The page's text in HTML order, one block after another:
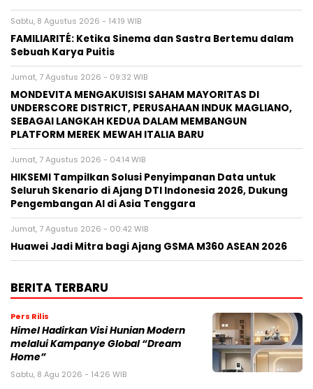
Sabtu, 8 Agustus 2026 - 14:19 WIB
FAMILIARITÉ: Ketika Sinema dan Sastra Bertemu dalam
Sebuah Karya Puitis
Jumat, 7 Agustus 2026 - 09:32 WIB
MONDEVITA MENGAKUISISI SAHAM MAYORITAS DI
UNDERSCORE DISTRICT, PERUSAHAAN INDUK MAGLIANO,
SEBAGAI LANGKAH KEDUA DALAM MEMBANGUN
PLATFORM MEREK MEWAH ITALIA BARU
Jumat, 7 Agustus 2026 - 04:14 WIB
HIKSEMI Tampilkan Solusi Penyimpanan Data untuk
Seluruh Skenario di Ajang DTI Indonesia 2026, Dukung
Pengembangan AI di Asia Tenggara
Jumat, 7 Agustus 2026 - 00:42 WIB
Huawei Jadi Mitra bagi Ajang GSMA M360 ASEAN 2026
BERITA TERBARU
Pers Rilis
Himel Hadirkan Visi Hunian Modern
melalui Kampanye Global “Dream
Home”
Sabtu, 8 Agu 2026 - 14:26 WIB